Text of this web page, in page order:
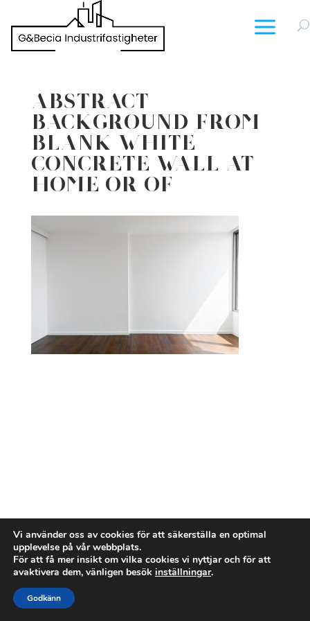
Abstract
background from
blank white
concrete wall at
home or of
Vi använder oss av cookies för att säkerställa en optimal
upplevelse på vår webbplats.
För att få mer insikt om vilka cookies vi nyttjar och för att
avaktivera dem, vänligen besök inställningar.
Godkänn